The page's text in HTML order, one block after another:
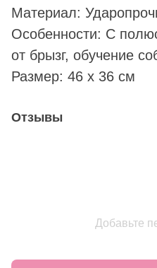
Материал:
Особенности: С
от брызг, обучение
Размер: 46 x 36 см
Отзывы
Добавьте